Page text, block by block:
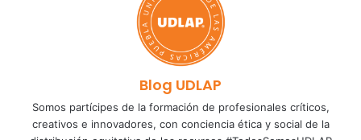
Blog UDLAP
Somos partícipes de la formación de profesionales críticos,
creativos e innovadores, con conciencia ética y social de la